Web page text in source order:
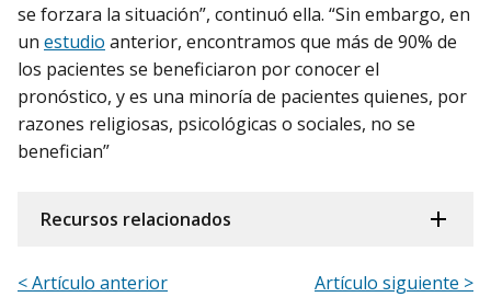
se forzara la situación”, continuó ella. “Sin embargo, en
un estudio anterior, encontramos que más de 90% de
los pacientes se beneficiaron por conocer el
pronóstico, y es una minoría de pacientes quienes, por
razones religiosas, psicológicas o sociales, no se
benefician”
Recursos relacionados
< Artículo anterior
Artículo siguiente >